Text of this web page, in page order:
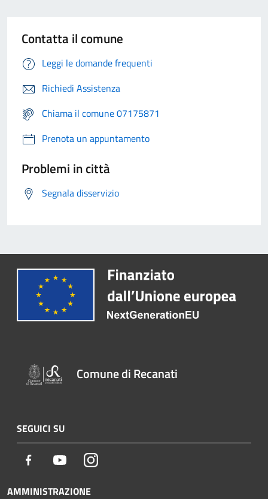
Contatta il comune
Leggi le domande frequenti
Richiedi Assistenza
Chiama il comune 07175871
Prenota un appuntamento
Problemi in città
Segnala disservizio
Comune di Recanati
SEGUICI SU
Facebook YoutubeInstagram
AMMINISTRAZIONE